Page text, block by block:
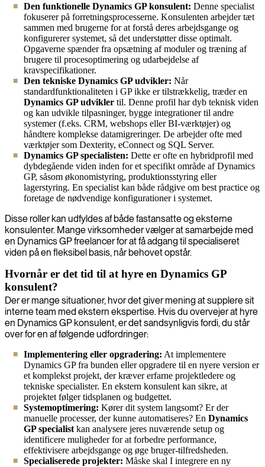
Den funktionelle Dynamics GP konsulent: Denne specialist
fokuserer på forretningsprocesserne. Konsulenten arbejder tæt
sammen med brugerne for at forstå deres arbejdsgange og
konfigurerer systemet, så det understøtter disse optimalt.
Opgaverne spænder fra opsætning af moduler og træning af
brugere til procesoptimering og udarbejdelse af
kravspecifikationer.
Den tekniske Dynamics GP udvikler: Når
standardfunktionaliteten i GP ikke er tilstrækkelig, træder en
Dynamics GP udvikler til. Denne profil har dyb teknisk viden
og kan udvikle tilpasninger, bygge integrationer til andre
systemer (f.eks. CRM, webshops eller BI-værktøjer) og
håndtere komplekse datamigreringer. De arbejder ofte med
værktøjer som Dexterity, eConnect og SQL Server.
Dynamics GP specialisten: Dette er ofte en hybridprofil med
dybdegående viden inden for et specifikt område af Dynamics
GP, såsom økonomistyring, produktionsstyring eller
lagerstyring. En specialist kan både rådgive om best practice og
foretage de nødvendige konfigurationer i systemet.
Disse roller kan udfyldes af både fastansatte og eksterne
konsulenter. Mange virksomheder vælger at samarbejde med
en Dynamics GP freelancer for at få adgang til specialiseret
viden på en fleksibel basis, når behovet opstår.
Hvornår er det tid til at hyre en Dynamics GP
konsulent?
Der er mange situationer, hvor det giver mening at supplere sit
interne team med ekstern ekspertise. Hvis du overvejer at hyre
en Dynamics GP konsulent, er det sandsynligvis fordi, du står
over for en af følgende udfordringer:
Implementering eller opgradering: At implementere
Dynamics GP fra bunden eller opgradere til en nyere version er
et komplekst projekt, der kræver erfarne projektledere og
tekniske specialister. En ekstern konsulent kan sikre, at
projektet følger tidsplanen og budgettet.
Systemoptimering: Kører dit system langsomt? Er der
manuelle processer, der kunne automatiseres? En Dynamics
GP specialist kan analysere jeres nuværende setup og
identificere muligheder for at forbedre performance,
effektivisere arbejdsgange og øge bruger-tilfredsheden.
Specialiserede projekter: Måske skal I integrere en ny